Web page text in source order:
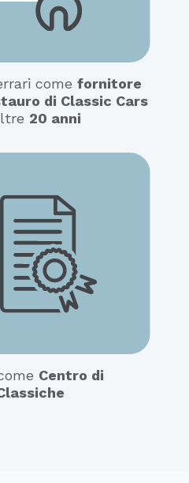
comefornitore
di Classic Cars
20 anni
Centro di